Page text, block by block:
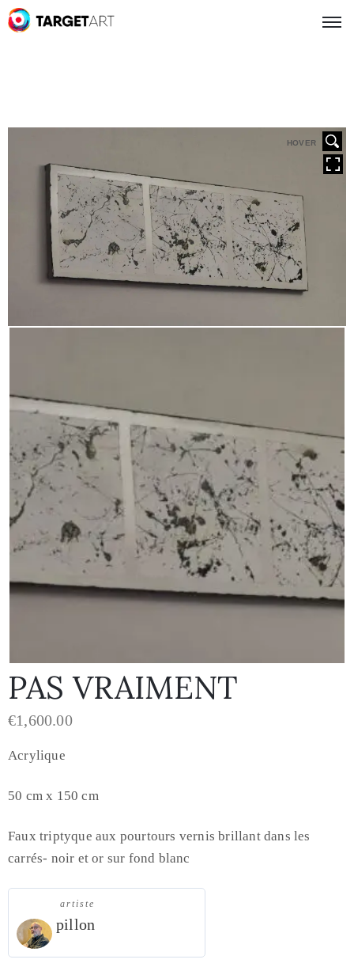
HOVER
PAS VRAIMENT
€1,600.00
Acrylique
50 cm x 150 cm
Faux triptyque aux pourtours vernis brillant dans les
carrés- noir et or sur fond blanc
artiste
pillon